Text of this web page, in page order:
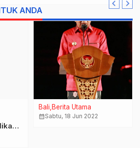
ANDA
Bali Berita Utama
calendar_monthSabtu, 18 Jun 2022